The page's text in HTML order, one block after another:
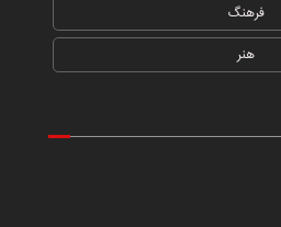
فرهنگ
هنر